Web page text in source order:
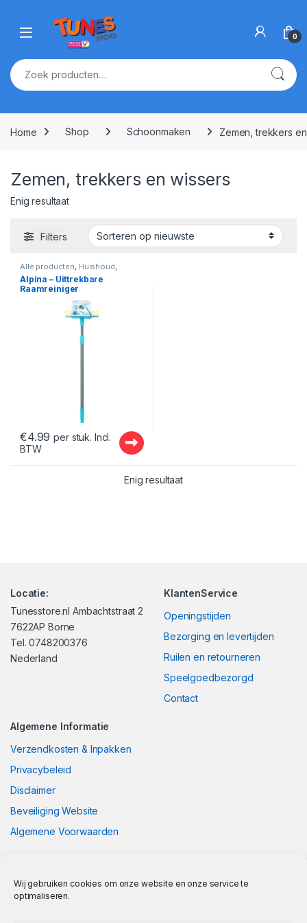
Wij gebruiken cookies om onze website en onze service te
optimaliseren.
Open 0
Zoeken naar:
Home Shop Schoonmaken Zemen, trekkers
Zemen, trekkers en wissers
Enig resultaat
Filters
Alle producten, Huishoud,
Schoonmaken,Zemen, trekkers
en wissers
Alpina – Uittrekbare
Raamreiniger
€4.99 per stuk. Incl.
BTW
Enig resultaat
Locatie:
Tunesstore.nl Ambachtstraat 2
7622AP Borne
Tel. 0748200376
Nederland
KlantenService
Openingstijden
Bezorging en levertijden
Ruilen en retourneren
Speelgoedbezorgd
Contact
Algemene Informatie
Verzendkosten & Inpakken
Privacybeleid
Disclaimer
Beveiliging Website
Algemene Voorwaarden